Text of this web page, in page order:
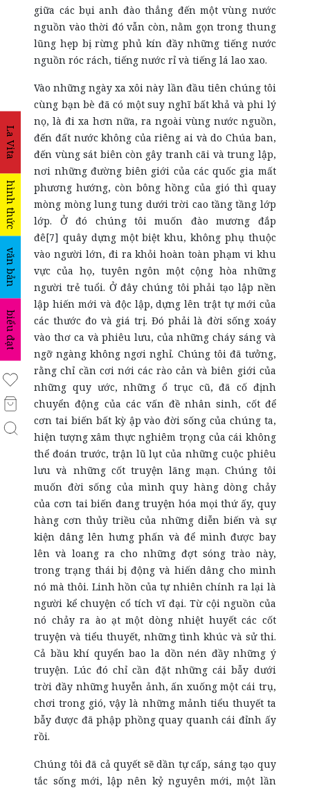
La Vita
hình thức
văn bản
biểu đạt
giữa các bụi anh đào thẳng đến một vùng nước
nguồn vào thời đó vẫn còn, nằm gọn trong thung
lũng hẹp bị rừng phủ kín đầy những tiếng nước
nguồn róc rách, tiếng nước rỉ và tiếng lá lao xao.
Vào những ngày xa xôi này lần đầu tiên chúng tôi
cùng bạn bè đã có một suy nghĩ bất khả và phi lý
nọ, là đi xa hơn nữa, ra ngoài vùng nước nguồn,
đến đất nước không của riêng ai và do Chúa ban,
đến vùng sát biên còn gây tranh cãi và trung lập,
nơi những đường biên giới của các quốc gia mất
phương hướng, còn bông hồng của gió thì quay
mòng mòng lung tung dưới trời cao tầng tầng lớp
lớp. Ở đó chúng tôi muốn đào mương đắp
đê[7] quây dựng một biệt khu, không phụ thuộc
vào người lớn, đi ra khỏi hoàn toàn phạm vi khu
vực của họ, tuyên ngôn một cộng hòa những
người trẻ tuổi. Ở đây chúng tôi phải tạo lập nền
lập hiến mới và độc lập, dựng lên trật tự mới của
các thước đo và giá trị. Đó phải là đời sống xoáy
vào thơ ca và phiêu lưu, của những cháy sáng và
ngỡ ngàng không ngơi nghỉ. Chúng tôi đã tưởng,
rằng chỉ cần cơi nới các rào cản và biên giới của
những quy ước, những ổ trục cũ, đã cố định
chuyển động của các vấn đề nhân sinh, cốt để
cơn tai biến bất kỳ ập vào đời sống của chúng ta,
hiện tượng xâm thực nghiêm trọng của cái không
thể đoán trước, trận lũ lụt của những cuộc phiêu
lưu và những cốt truyện lãng mạn. Chúng tôi
muốn đời sống của mình quy hàng dòng chảy
của cơn tai biến đang truyện hóa mọi thứ ấy, quy
hàng cơn thủy triều của những diễn biến và sự
kiện dâng lên hưng phấn và để mình được bay
lên và loang ra cho những đợt sóng trào này,
trong trạng thái bị động và hiến dâng cho mình
nó mà thôi. Linh hồn của tự nhiên chính ra lại là
người kể chuyện cổ tích vĩ đại. Từ cội nguồn của
nó chảy ra ào ạt một dòng nhiệt huyết các cốt
truyện và tiểu thuyết, những tình khúc và sử thi.
Cả bầu khí quyển bao la dồn nén đầy những ý
truyện. Lúc đó chỉ cần đặt những cái bẫy dưới
trời đầy những huyễn ảnh, ấn xuống một cái trụ,
chơi trong gió, vậy là những mảnh tiểu thuyết ta
bẫy được đã phập phồng quay quanh cái đỉnh ấy
rồi.
Chúng tôi đã cả quyết sẽ dần tự cấp, sáng tạo quy
tắc sống mới, lập nên kỷ nguyên mới, một lần